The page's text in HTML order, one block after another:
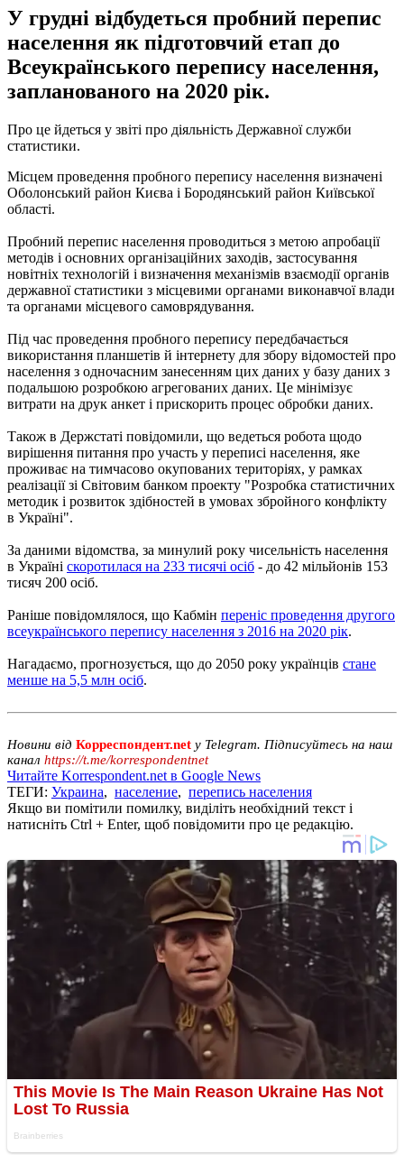
У грудні відбудеться пробний перепис
населення як підготовчий етап до
Всеукраїнського перепису населення,
запланованого на 2020 рік.
Про це йдеться у звіті про діяльність Державної служби
статистики.
Місцем проведення пробного перепису населення визначені
Оболонський район Києва і Бородянський район Київської
області.
Пробний перепис населення проводиться з метою апробації
методів і основних організаційних заходів, застосування
новітніх технологій і визначення механізмів взаємодії органів
державної статистики з місцевими органами виконавчої влади
та органами місцевого самоврядування.
Під час проведення пробного перепису передбачається
використання планшетів й інтернету для збору відомостей про
населення з одночасним занесенням цих даних у базу даних з
подальшою розробкою агрегованих даних. Це мінімізує
витрати на друк анкет і прискорить процес обробки даних.
Також в Держстаті повідомили, що ведеться робота щодо
вирішення питання про участь у переписі населення, яке
проживає на тимчасово окупованих територіях, у рамках
реалізації зі Світовим банком проекту "Розробка статистичних
методик і розвиток здібностей в умовах збройного конфлікту
в Україні".
За даними відомства, за минулий року чисельність населення
в Україні скоротилася на 233 тисячі осіб - до 42 мільйонів 153
тисяч 200 осіб.
Раніше повідомлялося, що Кабмін переніс проведення другого
всеукраїнського перепису населення з 2016 на 2020 рік.
Нагадаємо, прогнозується, що до 2050 року українців стане
менше на 5,5 млн осіб.
Новини від Корреспондент.net у Telegram. Підписуйтесь на наш
канал https://t.me/korrespondentnet
Читайте Korrespondent.net в Google News
ТЕГИ: Украина, население, перепись населения
Якщо ви помітили помилку, виділіть необхідний текст і
натисніть Ctrl + Enter, щоб повідомити про це редакцію.